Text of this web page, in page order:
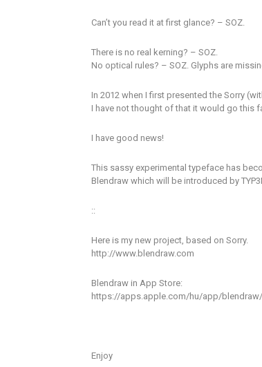
​Can’t you read it at first glance? – SOZ.
There is no real kerning? – SOZ.
No optical rules? – SOZ. Glyphs are
In 2012 when I first presented the Sorry
I have not thought of that it would go this
I have good news!
This sassy experimental typeface has
Blendraw which will be introduced by
::
Here is my new project, based on Sorry.
http://www.blendraw.com
Blendraw in App Store:
https://apps.apple.com/hu/app/
Enjoy